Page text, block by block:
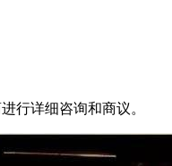
行详细咨询和商议。